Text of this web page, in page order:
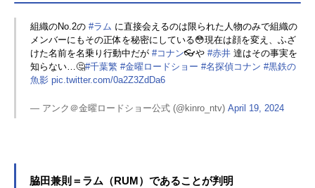
組織のNo.2の #ラム に直接会えるのは限られた人物のみで組織の
メンバーにもその正体を秘密にしている😳現在は顔を変え、ふざ
けた名前を名乗り行動中だが #コナン👓や #赤井達はその事実を
知らない…🤔#千葉繁 #金曜ロードショー #名探偵コナン #黒鉄の
魚影 pic.twitter.com/0a2Z3ZdDa6
— アンク＠金曜ロードショー公式 (@kinro_ntv) April 19, 2024
脇田兼則＝ラム（RUM）であることが判明